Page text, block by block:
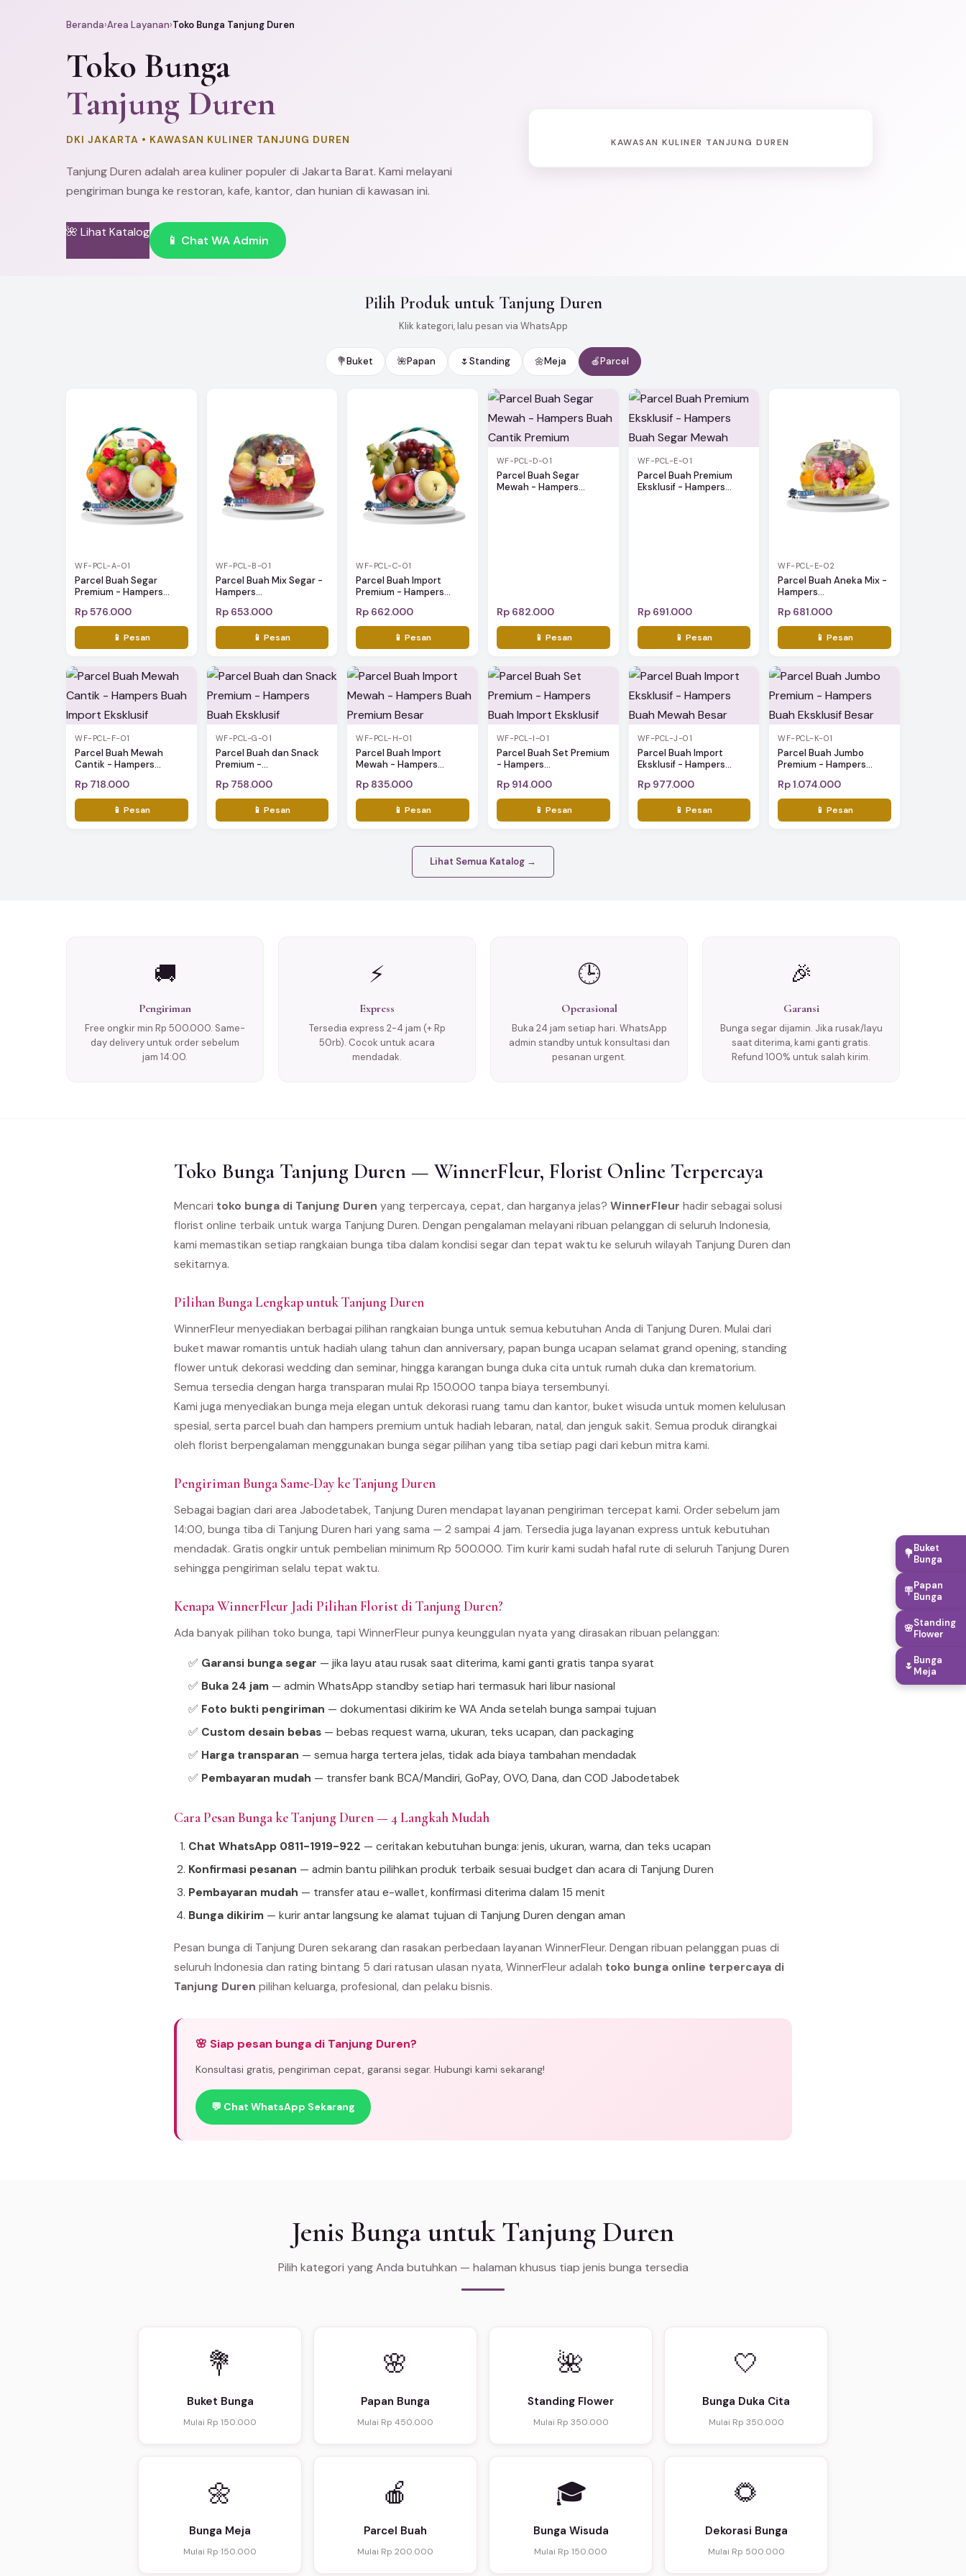
Beranda›Area Layanan›Toko Bunga Tanjung Duren
Toko Bunga
Tanjung Duren
DKI JAKARTA • KAWASAN KULINER TANJUNG DUREN
Tanjung Duren adalah area kuliner populer di Jakarta Barat. Kami melayani
pengiriman bunga ke restoran, kafe, kantor, dan hunian di kawasan ini.
🌺 Lihat Katalog
📱 Chat WA Admin
KAWASAN KULINER TANJUNG DUREN
Pilih Produk untuk Tanjung Duren
Klik kategori, lalu pesan via WhatsApp
💐Buket 🌺Papan 🌷Standing 🌼Meja 🍎Parcel
WF-PCL-A-01
Parcel Buah Segar
Premium - Hampers...
Rp 576.000
📱 Pesan
WF-PCL-B-01
Parcel Buah Mix Segar -
Hampers...
Rp 653.000
📱 Pesan
WF-PCL-C-01
Parcel Buah Import
Premium - Hampers...
Rp 662.000
📱 Pesan
WF-PCL-D-01
Parcel Buah Segar
Mewah - Hampers...
Rp 682.000
📱 Pesan
WF-PCL-E-01
Parcel Buah Premium
Eksklusif - Hampers...
Rp 691.000
📱 Pesan
WF-PCL-E-02
Parcel Buah Aneka Mix -
Hampers...
Rp 681.000
📱 Pesan
WF-PCL-F-01
Parcel Buah Mewah
Cantik - Hampers...
Rp 718.000
📱 Pesan
WF-PCL-G-01
Parcel Buah dan Snack
Premium -...
Rp 758.000
📱 Pesan
WF-PCL-H-01
Parcel Buah Import
Mewah - Hampers...
Rp 835.000
📱 Pesan
WF-PCL-I-01
Parcel Buah Set Premium
- Hampers...
Rp 914.000
📱 Pesan
WF-PCL-J-01
Parcel Buah Import
Eksklusif - Hampers...
Rp 977.000
📱 Pesan
WF-PCL-K-01
Parcel Buah Jumbo
Premium - Hampers...
Rp 1.074.000
📱 Pesan
Lihat Semua Katalog →
🚚
Pengiriman
Free ongkir min Rp 500.000. Same-
day delivery untuk order sebelum
jam 14:00.
⚡
Express
Tersedia express 2-4 jam (+ Rp
50rb). Cocok untuk acara
mendadak.
🕒
Operasional
Buka 24 jam setiap hari. WhatsApp
admin standby untuk konsultasi dan
pesanan urgent.
🎉
Garansi
Bunga segar dijamin. Jika rusak/layu
saat diterima, kami ganti gratis.
Refund 100% untuk salah kirim.
Toko Bunga Tanjung Duren — WinnerFleur, Florist Online Terpercaya
Mencari toko bunga di Tanjung Duren yang terpercaya, cepat, dan harganya jelas? WinnerFleur hadir sebagai solusi
florist online terbaik untuk warga Tanjung Duren. Dengan pengalaman melayani ribuan pelanggan di seluruh Indonesia,
kami memastikan setiap rangkaian bunga tiba dalam kondisi segar dan tepat waktu ke seluruh wilayah Tanjung Duren dan
sekitarnya.
Pilihan Bunga Lengkap untuk Tanjung Duren
WinnerFleur menyediakan berbagai pilihan rangkaian bunga untuk semua kebutuhan Anda di Tanjung Duren. Mulai dari
buket mawar romantis untuk hadiah ulang tahun dan anniversary, papan bunga ucapan selamat grand opening, standing
flower untuk dekorasi wedding dan seminar, hingga karangan bunga duka cita untuk rumah duka dan krematorium.
Semua tersedia dengan harga transparan mulai Rp 150.000 tanpa biaya tersembunyi.
Kami juga menyediakan bunga meja elegan untuk dekorasi ruang tamu dan kantor, buket wisuda untuk momen kelulusan
spesial, serta parcel buah dan hampers premium untuk hadiah lebaran, natal, dan jenguk sakit. Semua produk dirangkai
oleh florist berpengalaman menggunakan bunga segar pilihan yang tiba setiap pagi dari kebun mitra kami.
Pengiriman Bunga Same-Day ke Tanjung Duren
Sebagai bagian dari area Jabodetabek, Tanjung Duren mendapat layanan pengiriman tercepat kami. Order sebelum jam
14:00, bunga tiba di Tanjung Duren hari yang sama — 2 sampai 4 jam. Tersedia juga layanan express untuk kebutuhan
mendadak. Gratis ongkir untuk pembelian minimum Rp 500.000. Tim kurir kami sudah hafal rute di seluruh Tanjung Duren
sehingga pengiriman selalu tepat waktu.
Kenapa WinnerFleur Jadi Pilihan Florist di Tanjung Duren?
Ada banyak pilihan toko bunga, tapi WinnerFleur punya keunggulan nyata yang dirasakan ribuan pelanggan:
✅ Garansi bunga segar — jika layu atau rusak saat diterima, kami ganti gratis tanpa syarat
✅ Buka 24 jam — admin WhatsApp standby setiap hari termasuk hari libur nasional
✅ Foto bukti pengiriman — dokumentasi dikirim ke WA Anda setelah bunga sampai tujuan
✅ Custom desain bebas — bebas request warna, ukuran, teks ucapan, dan packaging
✅ Harga transparan — semua harga tertera jelas, tidak ada biaya tambahan mendadak
✅ Pembayaran mudah — transfer bank BCA/Mandiri, GoPay, OVO, Dana, dan COD Jabodetabek
Cara Pesan Bunga ke Tanjung Duren — 4 Langkah Mudah
Chat WhatsApp 0811-1919-922 — ceritakan kebutuhan bunga: jenis, ukuran, warna, dan teks ucapan
Konfirmasi pesanan — admin bantu pilihkan produk terbaik sesuai budget dan acara di Tanjung Duren
Pembayaran mudah — transfer atau e-wallet, konfirmasi diterima dalam 15 menit
Bunga dikirim — kurir antar langsung ke alamat tujuan di Tanjung Duren dengan aman
Pesan bunga di Tanjung Duren sekarang dan rasakan perbedaan layanan WinnerFleur. Dengan ribuan pelanggan puas di
seluruh Indonesia dan rating bintang 5 dari ratusan ulasan nyata, WinnerFleur adalah toko bunga online terpercaya di
Tanjung Duren pilihan keluarga, profesional, dan pelaku bisnis.
🌸 Siap pesan bunga di Tanjung Duren?
Konsultasi gratis, pengiriman cepat, garansi segar. Hubungi kami sekarang!
💬 Chat WhatsApp Sekarang
Jenis Bunga untuk Tanjung Duren
Pilih kategori yang Anda butuhkan — halaman khusus tiap jenis bunga tersedia
💐
Buket Bunga
Mulai Rp 150.000
🌸
Papan Bunga
Mulai Rp 450.000
🌺
Standing Flower
Mulai Rp 350.000
🤍
Bunga Duka Cita
Mulai Rp 350.000
🌼
Bunga Meja
Mulai Rp 150.000
🍎
Parcel Buah
Mulai Rp 200.000
🎓
Bunga Wisuda
Mulai Rp 150.000
🌻
Dekorasi Bunga
Mulai Rp 500.000
💐Buket
Bunga
🪧Papan
Bunga
🌸Standing
Flower
🌷Bunga
Meja